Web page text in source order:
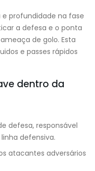
profundidade na fase
a defesa e o ponta
de golo. Esta
e passes rápidos
dentro da
defesa, responsável
defensiva.
atacantes adversários